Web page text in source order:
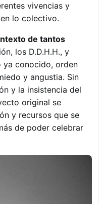
vivencias y
lo colectivo.
de tantos
los D.D.H.H., y
ya conocido, orden
y angustia. Sin
y la insistencia del
original se
y recursos que se
de poder celebrar